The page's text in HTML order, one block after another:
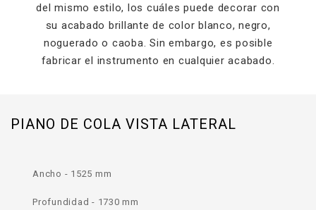
del mismo estilo, los cuáles puede decorar con
su acabado brillante de color blanco, negro,
noguerado o caoba. Sin embargo, es posible
fabricar el instrumento en cualquier acabado.
PIANO DE COLA VISTA LATERAL
Ancho - 1525 mm
Profundidad - 1730 mm